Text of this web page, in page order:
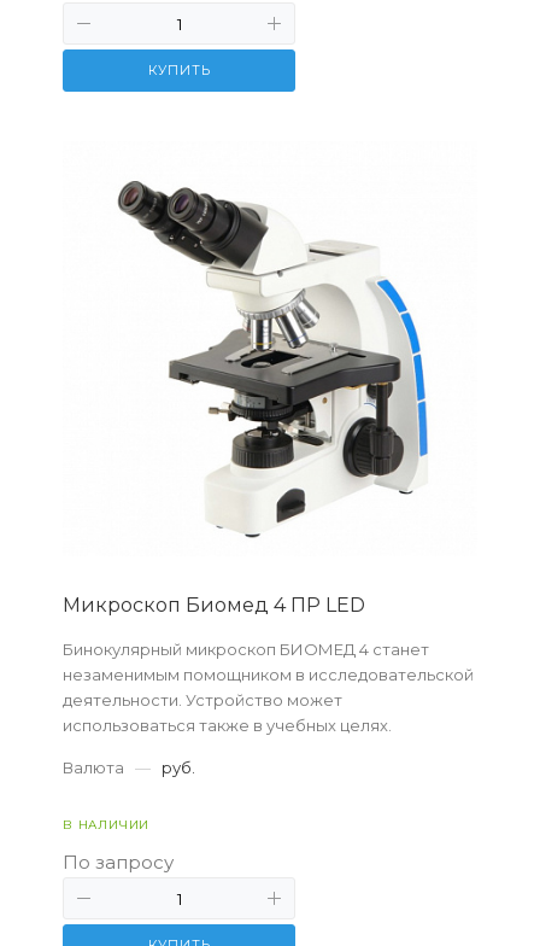
КУПИТЬ
Микpоскоп Биомед 4 ПР LED
Бинокулярный микроскоп БИОМЕД 4 станет
незаменимым помощником в исследовательской
деятельности. Устройство может
использоваться также в учебных целях.
Валюта — руб.
В НАЛИЧИИ
По запросу